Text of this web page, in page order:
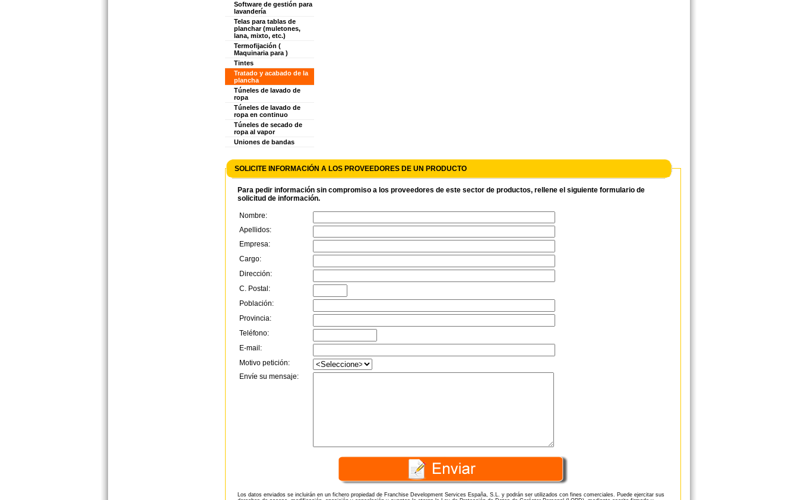
Software de gestión para
lavandería
Telas para tablas de
planchar (muletones,
lana, mixto, etc.)
Termofijación (
Maquinaria para )
Tintes
Tratado y acabado de la
plancha
Túneles de lavado de
ropa
Túneles de lavado de
ropa en continuo
Túneles de secado de
ropa al vapor
Uniones de bandas
SOLICITE INFORMACIÓN A LOS PROVEEDORES DE UN PRODUCTO
Para pedir información sin compromiso a los proveedores de este sector de productos, rellene el siguiente formulario de
solicitud de información.
Nombre:
Apellidos:
Empresa:
Cargo:
Dirección:
C. Postal:
Población:
Provincia:
Teléfono:
E-mail:
Motivo petición:
Envíe su mensaje:
Los datos enviados se incluirán en un fichero propiedad de Franchise Development Services España, S.L. y podrán ser utilizados con fines comerciales. Puede ejercitar sus